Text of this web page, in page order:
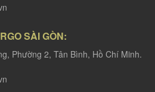
SÀI GÒN:
Phường 2, Tân Bình, Hồ Chí Minh.